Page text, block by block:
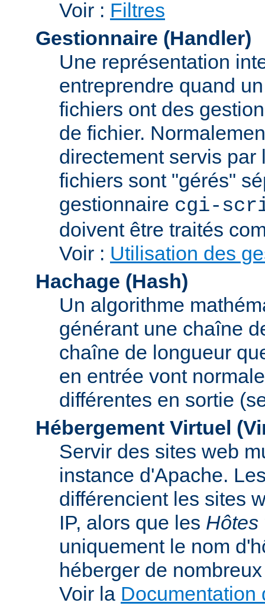
Voir : Filtres
Gestionnaire (Handler)
Une représentation
entreprendre quand
fichiers ont des
de fichier.
directement servis par
fichiers sont "gérés"
gestionnaire cgi-
doivent être traités
Voir : Utilisation des
Hachage (Hash)
Un algorithme
générant une chaîne
chaîne de longueur
en entrée vont
différentes en sortie
Hébergement Virtuel
Servir des sites web
instance d'Apache.
différencient les sites
IP, alors que les Hôtes
uniquement le nom
héberger de
Voir la Documentation